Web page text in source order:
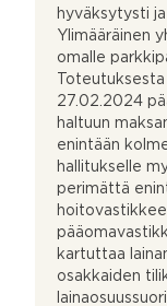
hyväksytysti
Ylimääräinen
omalle
27.02.2024
haltuun
enintään
hallitukselle
perimättä
kartuttaa
osakkaiden